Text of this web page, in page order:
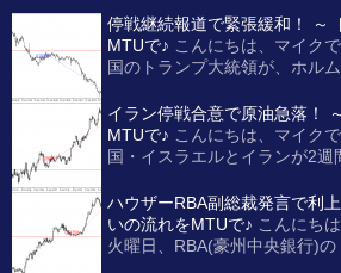
停戦継続報道で緊張緩和！ ～
MTUで♪ こんにちは、マイク
国のトランプ大統領が、ホル
イラン停戦合意で原油急落！
MTUで♪ こんにちは、マイク
国・イスラエルとイランが2週
ハウザーRBA副総裁発言で利
いの流れをMTUで♪ こんにち
火曜日、RBA(豪州中央銀行)の